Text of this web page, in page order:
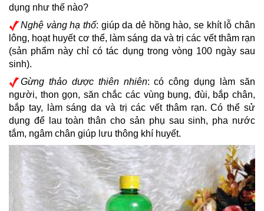
dụng như thế nào?
Nghệ vàng hạ thố: giúp da dẻ hồng hào, se khít lỗ chân
lông, hoạt huyết cơ thể, làm sáng da và trị các vết thâm rạn
(sản phẩm này chỉ có tác dụng trong vòng 100 ngày sau
sinh).
Gừng thảo dược thiên nhiên: có công dụng làm săn
người, thon gọn, săn chắc các vùng bụng, đùi, bắp chân,
bắp tay, làm sáng da và trị các vết thâm rạn. Có thể sử
dụng để lau toàn thân cho sản phụ sau sinh, pha nước
tắm, ngâm chân giúp lưu thông khí huyết.